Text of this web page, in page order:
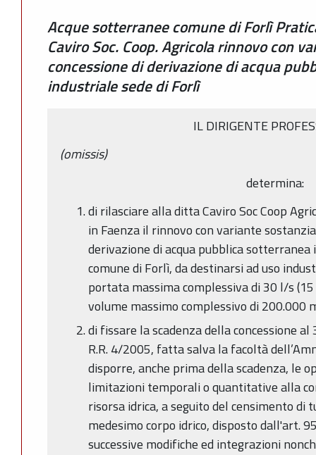
Acque sotterranee comune di Forlì
Caviro Soc. Coop. Agricola rinnovo con
concessione di derivazione di acqua
industriale sede di Forlì
IL DIRIGENTE
(omissis)
determina:
di rilasciare alla ditta Caviro Soc Coop
in Faenza il rinnovo con variante
derivazione di acqua pubblica sotterranea
comune di Forlì, da destinarsi ad uso
portata massima complessiva di 30 l/s
volume massimo complessivo di 200.000
di fissare la scadenza della concessione
R.R. 4/2005, fatta salva la facoltà
disporre, anche prima della scadenza, le
limitazioni temporali o quantitative alla
risorsa idrica, a seguito del censimento
medesimo corpo idrico, disposto dall'art.
successive modifiche ed integrazioni